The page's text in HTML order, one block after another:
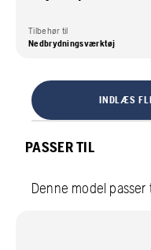
Tilbehør til
Nedbrydningsværktøj
INDLÆS
PASSER TIL
Denne model